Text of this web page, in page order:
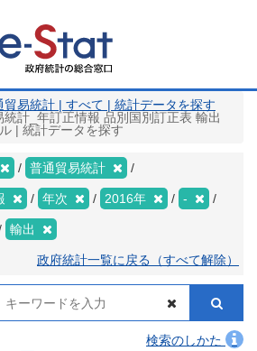
貿易統計 | すべて | 統計データを探す
計_年訂正情報 品別国別訂正表 輸出
| 統計データを探す
普通貿易統計
年次 2016年 -
輸出
政府統計一覧に戻る（すべて解除）
検索のしかた